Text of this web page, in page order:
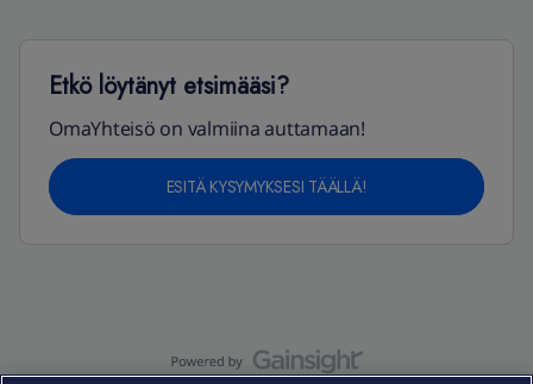
Etkö löytänyt etsimääsi?
OmaYhteisö on valmiina auttamaan!
ESITÄ KYSYMYKSESI TÄÄLLÄ!